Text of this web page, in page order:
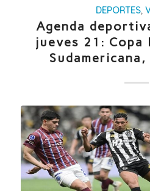
DEPORTES,
Agenda
jueves 21: Copa